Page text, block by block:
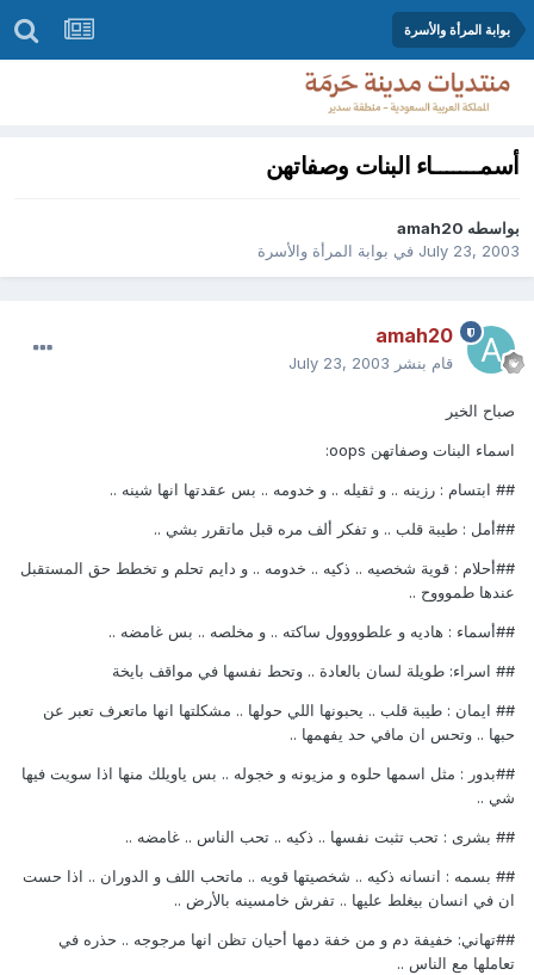
بوابة المرأة والأسرة
أسمـــــــاء البنات وصفاتهن
بواسطه amah20
July 23, 2003في بوابة المرأة والأسرة
amah20
قام بنشر July 23, 2003
صباح الخير
اسماء البنات وصفاتهن oops:
## ابتسام : رزينه .. و ثقيله .. و خدومه .. بس عقدتها انها شينه ..
##أمل : طيبة قلب .. و تفكر ألف مره قبل ماتقرر بشي ..
##أحلام : قوية شخصيه .. ذكيه .. خدومه .. و دايم تحلم و تخطط حق المستقبل
عندها طموووح ..
##أسماء : هاديه و علطوووول ساكته .. و مخلصه .. بس غامضه ..
## اسراء: طويلة لسان بالعادة .. وتحط نفسها في مواقف بايخة
## ايمان : طيبة قلب .. يحبونها اللي حولها .. مشكلتها انها ماتعرف تعبر عن
حبها .. وتحس ان مافي حد يفهمها ..
##بدور : مثل اسمها حلوه و مزيونه و خجوله .. بس ياويلك منها اذا سويت فيها
شي ..
## بشرى : تحب تثبت نفسها .. ذكيه .. تحب الناس .. غامضه ..
## بسمه : انسانه ذكيه .. شخصيتها قويه .. ماتحب اللف و الدوران .. اذا حست
ان في انسان بيغلط عليها .. تفرش خامسينه بالأرض ..
##تهاني: خفيفة دم و من خفة دمها أحيان تظن انها مرجوجه .. حذره في
تعاملها مع الناس ..